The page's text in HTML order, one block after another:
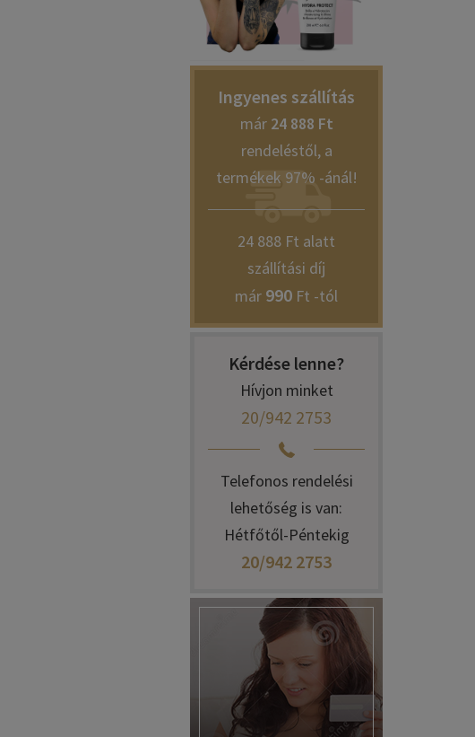
Ingyenes szállítás
már 24 888 Ft
rendeléstől, a
termékek 97% -ánál!
24 888 Ft alatt
szállítási díj
már 990 Ft -tól
Kérdése lenne?
Hívjon minket
20/942 2753
Telefonos rendelési
lehetőség is van:
Hétfőtől-Péntekig
20/942 2753